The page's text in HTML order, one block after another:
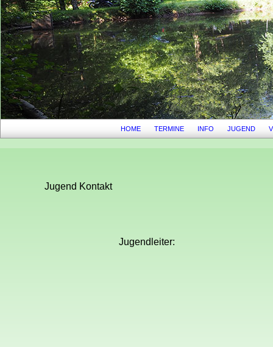
HOME TERMINE INFO JUGEND
Jugend Kontakt
Jugendleiter: